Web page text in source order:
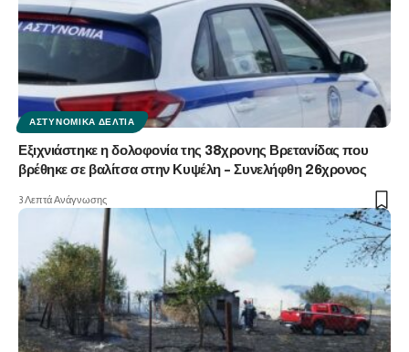
ΑΣΤΥΝΟΜΙΚΆ ΔΕΛΤΊΑ
Εξιχνιάστηκε η δολοφονία της 38χρονης Βρετανίδας που
βρέθηκε σε βαλίτσα στην Κυψέλη – Συνελήφθη 26χρονος
3 Λεπτά Ανάγνωσης